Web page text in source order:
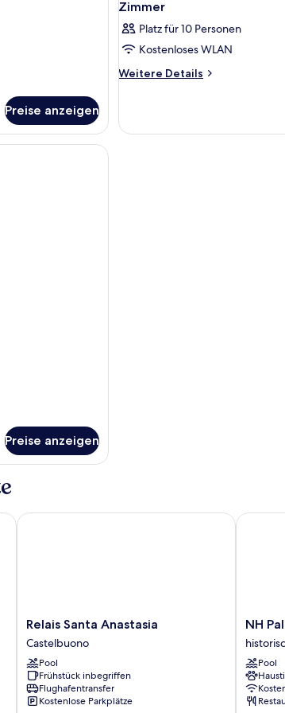
Preise anzeigen
Zimmer
Platz für 10 Personen
Kostenloses WLAN
Weitere Details
Weitere
Preise anzeigen
Relais
Santa
Anastasia
Castelbuono
Relais Santa Anastasia
Castelbuono
Pool
Frühstück inbegriffen
Flughafentransfer
Kostenlose Parkplätze
Relais Santa Anastasia
NH
Palermo
Zentrum
von
Palermo
NH
Pool
NH